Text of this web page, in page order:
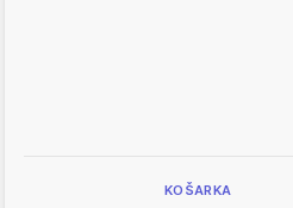
KOŠARKA